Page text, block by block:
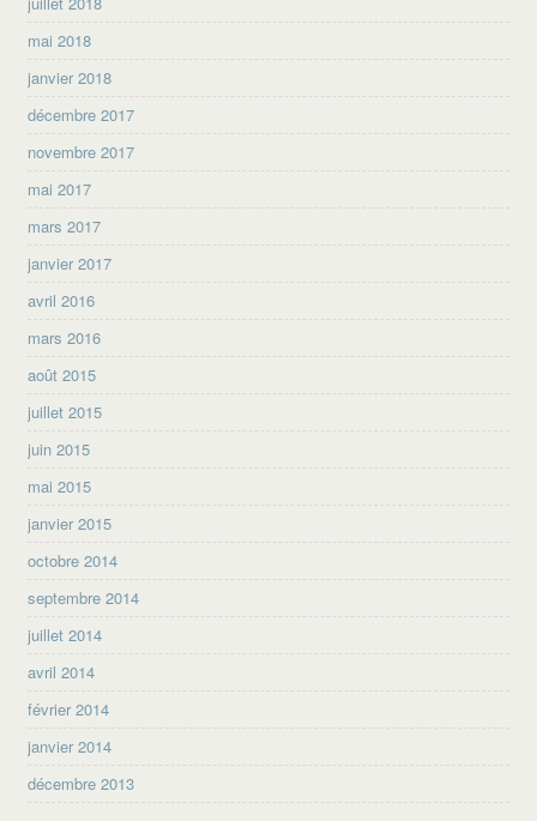
mai 2018
janvier 2018
décembre 2017
novembre 2017
mai 2017
mars 2017
janvier 2017
avril 2016
mars 2016
août 2015
juillet 2015
juin 2015
mai 2015
janvier 2015
octobre 2014
septembre 2014
juillet 2014
avril 2014
février 2014
janvier 2014
décembre 2013